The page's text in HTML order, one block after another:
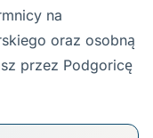
na
oraz osobną
przez Podgoricę